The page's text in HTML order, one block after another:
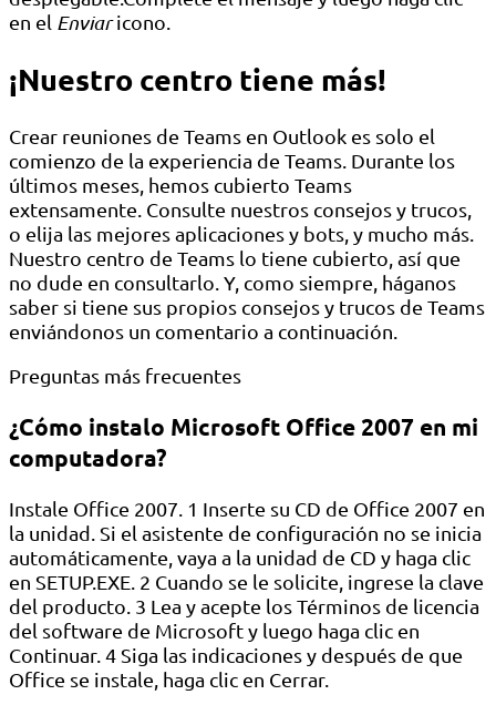
en el Enviaricono.
¡Nuestro centro tiene más!
Crear reuniones de Teams en Outlook es solo el
comienzo de la experiencia de Teams. Durante los
últimos meses, hemos cubierto Teams
extensamente. Consulte nuestros consejos y trucos,
o elija las mejores aplicaciones y bots, y mucho más.
Nuestro centro de Teams lo tiene cubierto, así que
no dude en consultarlo. Y, como siempre, háganos
saber si tiene sus propios consejos y trucos de Teams
enviándonos un comentario a continuación.
Preguntas más frecuentes
¿Cómo instalo Microsoft Office 2007 en mi
computadora?
Instale Office 2007. 1 Inserte su CD de Office 2007 en
la unidad. Si el asistente de configuración no se inicia
automáticamente, vaya a la unidad de CD y haga clic
en SETUP.EXE. 2 Cuando se le solicite, ingrese la clave
del producto. 3 Lea y acepte los Términos de licencia
del software de Microsoft y luego haga clic en
Continuar. 4 Siga las indicaciones y después de que
Office se instale, haga clic en Cerrar.